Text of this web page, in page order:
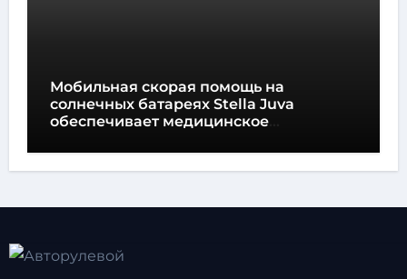
Мобильная скорая помощь на
солнечных батареях Stella Juva
обеспечивает медицинское